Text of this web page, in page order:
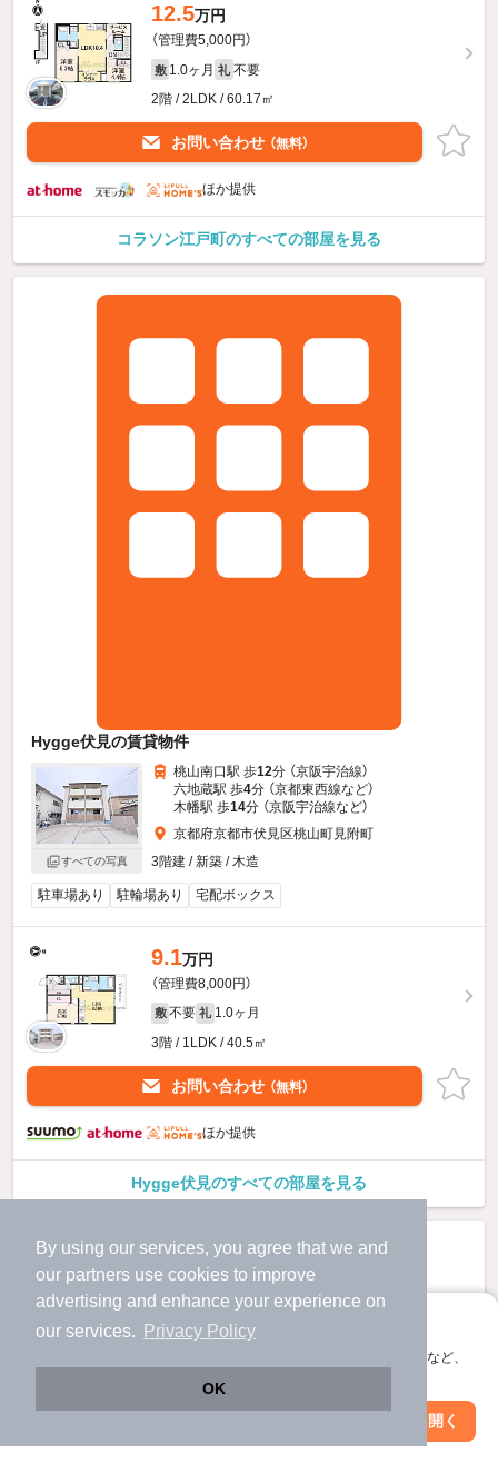
By using our services, you agree that we and
our partners use cookies to improve
advertising and enhance your experience on
our services.
Privacy Policy
OK
アプリに切り替えて、サクサクお部屋探し
会員登録なしですぐ使える。マップ検索やお気に入り保存など、
アプリを開く
12.5万円
（管理費5,000円）
敷 1.0ヶ月 礼 不要
2階 / 2LDK / 60.17㎡
お問い合わせ （無料）
ほか提供
コラソン江戸町のすべての部屋を見る
Hygge伏見の賃貸物件
すべての写真
桃山南口駅 歩12分 （京阪宇治線）
六地蔵駅 歩4分 （京都東西線など）
木幡駅 歩14分 （京阪宇治線など）
京都府京都市伏見区桃山町見附町
3階建 / 新築 / 木造
駐車場あり 駐輪場あり 宅配ボックス
9.1万円
（管理費8,000円）
敷 不要 礼 1.0ヶ月
3階 / 1LDK / 40.5㎡
お問い合わせ （無料）
ほか提供
Hygge伏見のすべての部屋を見る
絞り込み条件を変更